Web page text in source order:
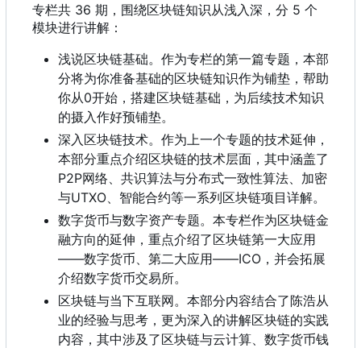
专栏共 36 期，围绕区块链知识从浅入深，分 5 个
模块进行讲解：
浅说区块链基础。作为专栏的第一篇专题 ， 本部
分将为你准备基础的区块链知识作为铺垫 ， 帮助
你从0开始 ， 搭建区块链基础 ， 为后续技术知识
的摄入作好预铺垫。
深入区块链技术。作为上一个专题的技术延伸 ，
本部分重点介绍区块链的技术层面 ， 其中涵盖了
P2P网络、共识算法与分布式一致性算法、加密
与UTXO、智能合约等一系列区块链项目详解。
数字货币与数字资产专题。本专栏作为区块链金
融方向的延伸 ， 重点介绍了区块链第一大应用
——数字货币、第二大应用——ICO ， 并会拓展
介绍数字货币交易所。
区块链与当下互联网。本部分内容结合了陈浩从
业的经验与思考，更为深入的讲解区块链的实践
内容，其中涉及了区块链与云计算、数字货币钱